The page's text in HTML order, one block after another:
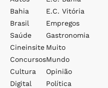
Bahia
Brasil
Saúde
Cineinsite
Concursos
Cultura
Digital
E.c. Vitória
Empregos
Gastronomia
Muito
Mundo
Opinião
Política